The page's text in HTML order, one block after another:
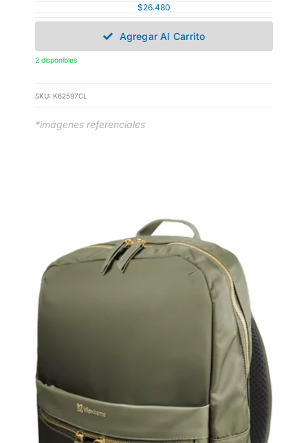
$26.480
Agregar Al Carrito
2 disponibles
SKU: K62597CL
*imágenes referenciales